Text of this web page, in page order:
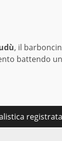
, il
battendo